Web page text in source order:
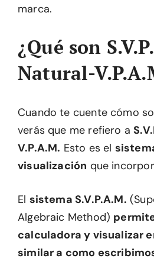
marca.
¿Qué son
Natural-
Cuando te cuente cómo
verás que me refiero a
V.P.A.M. Esto es el
visualización que
El sistema S.V.P.A.M.
Algebraic Method)
calculadora y visualizar
similar a como